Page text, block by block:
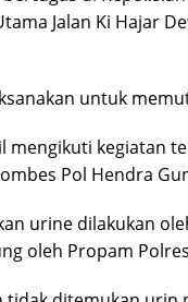
Jalan Ki Hajar
untuk
mengikuti kegiatan
Pol Hendra
urine dilakukan
oleh Propam